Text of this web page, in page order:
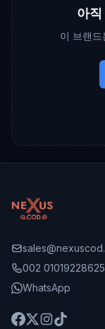
아
이 브랜
002 01019228625
WhatsApp